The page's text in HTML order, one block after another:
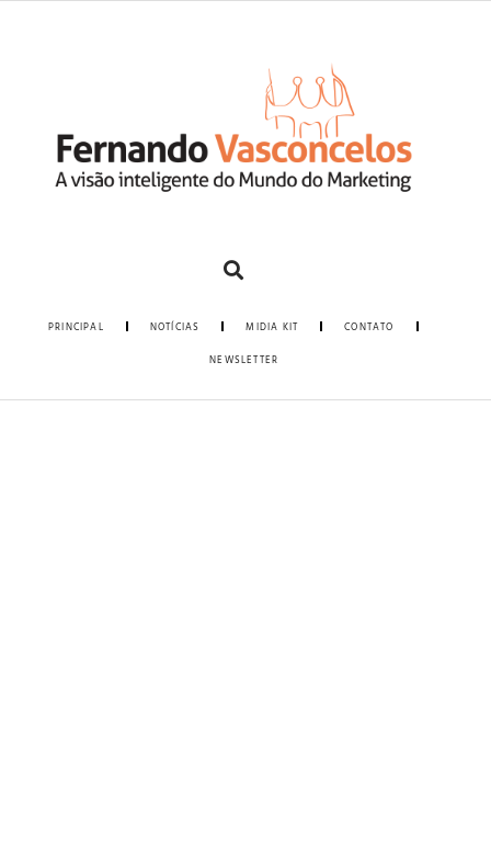
PRINCIPAL NOTÍCIAS MIDIA KIT CONTATO
NEWSLETTER